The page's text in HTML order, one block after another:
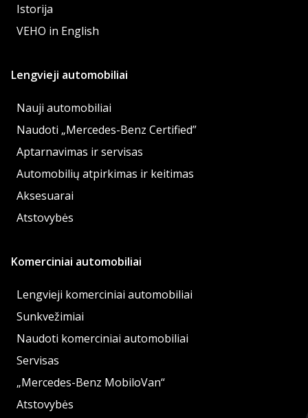
Istorija
VEHO in English
Lengvieji automobiliai
Nauji automobiliai
Naudoti „Mercedes-Benz Certified”
Aptarnavimas ir servisas
Automobilių atpirkimas ir keitimas
Aksesuarai
Atstovybės
Komerciniai automobiliai
Lengvieji komerciniai automobiliai
Sunkvežimiai
Naudoti komerciniai automobiliai
Servisas
„Mercedes-Benz MobiloVan“
Atstovybės